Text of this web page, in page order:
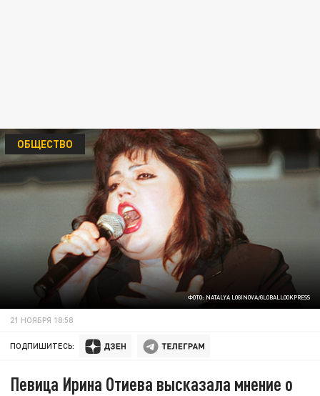
ФОТО: NATALYA LOGINOVA/GLOBALLOOKPRESS
ОБЩЕСТВО
21 НОЯБРЯ 18:58
ПОДПИШИТЕСЬ:
Певица Ирина Отиева высказала мнение о